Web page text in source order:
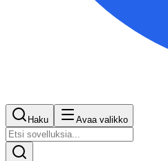
Haku Avaa valikko